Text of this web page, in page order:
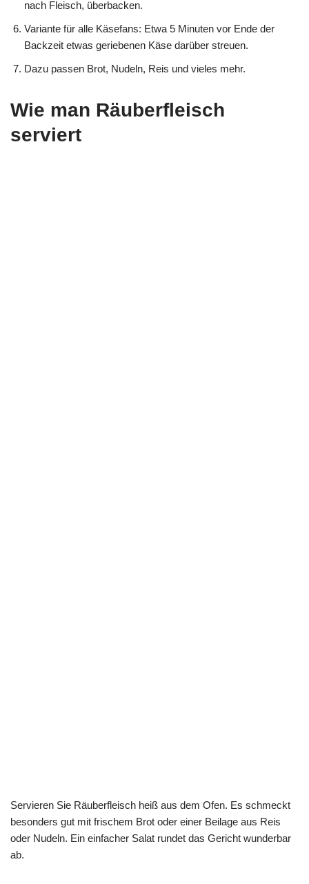
nach Fleisch, überbacken.
Variante für alle Käsefans: Etwa 5 Minuten vor Ende der
Backzeit etwas geriebenen Käse darüber streuen.
Dazu passen Brot, Nudeln, Reis und vieles mehr.
Wie man Räuberfleisch
serviert
Servieren Sie Räuberfleisch heiß aus dem Ofen. Es schmeckt
besonders gut mit frischem Brot oder einer Beilage aus Reis
oder Nudeln. Ein einfacher Salat rundet das Gericht wunderbar
ab.